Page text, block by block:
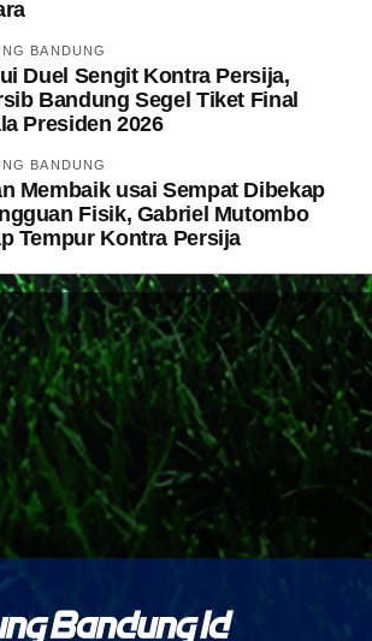
BANDUNG
Duel Sengit Kontra Persija,
Bandung Segel Tiket Final
Presiden 2026
BANDUNG
Membaik usai Sempat Dibekap
Fisik, Gabriel Mutombo
Tempur Kontra Persija